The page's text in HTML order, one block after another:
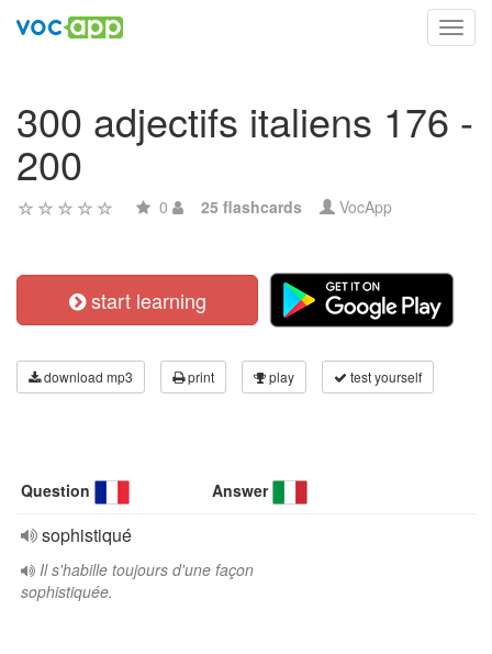
300 adjectifs italiens 176 -
200
0 25 flashcards VocApp
start learning
download mp3 print play test yourself
Question Answer
sophistiqué
Il s'habille toujours d'une façon
sophistiquée.